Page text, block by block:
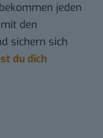
jeden
den
sichern sich
du dich